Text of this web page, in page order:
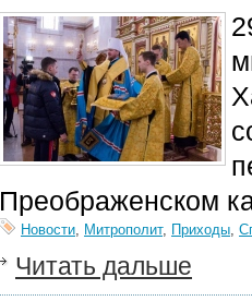
Преображенском
Новости, Митрополит, Приходы,
Читать дальше